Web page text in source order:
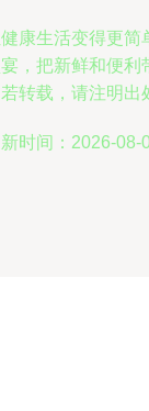
康生活变得更简
，把新鲜和便利
转载，请注明出
时间：2026-08-